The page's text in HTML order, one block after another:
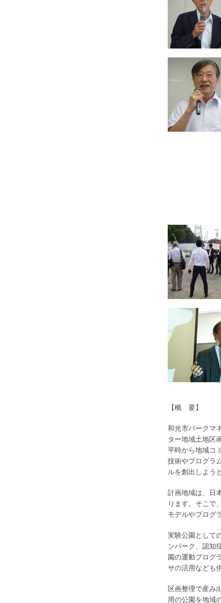
【概 要】
和光市パークマ
ター地域土地区
平時から地域コ
技術やプログラ
ルを創出しよう
計画地域は、日
ります。そこで
モデルやプログ
実験公園として
ンパーク、認知
園の運動プログ
サの活用なども
区画整理で産み
用の公園を地域